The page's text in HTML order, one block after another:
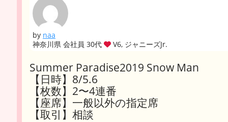
by naa
神奈川県 会社員 30代
V6, ジャニーズJr.
Summer Paradise2019 Snow Man
【日時】8/5.6
【枚数】2〜4連番
【座席】一般以外の指定席
【取引】相談